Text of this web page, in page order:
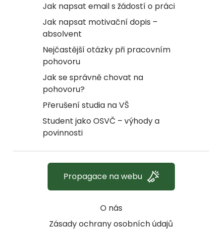
Jak napsat email s žádostí o práci
Jak napsat motivační dopis –
absolvent
Nejčastější otázky při pracovním
pohovoru
Jak se správně chovat na
pohovoru?
Přerušení studia na VŠ
Student jako OSVČ – výhody a
povinnosti
O nás
Zásady ochrany osobních údajů
Propagace na webu